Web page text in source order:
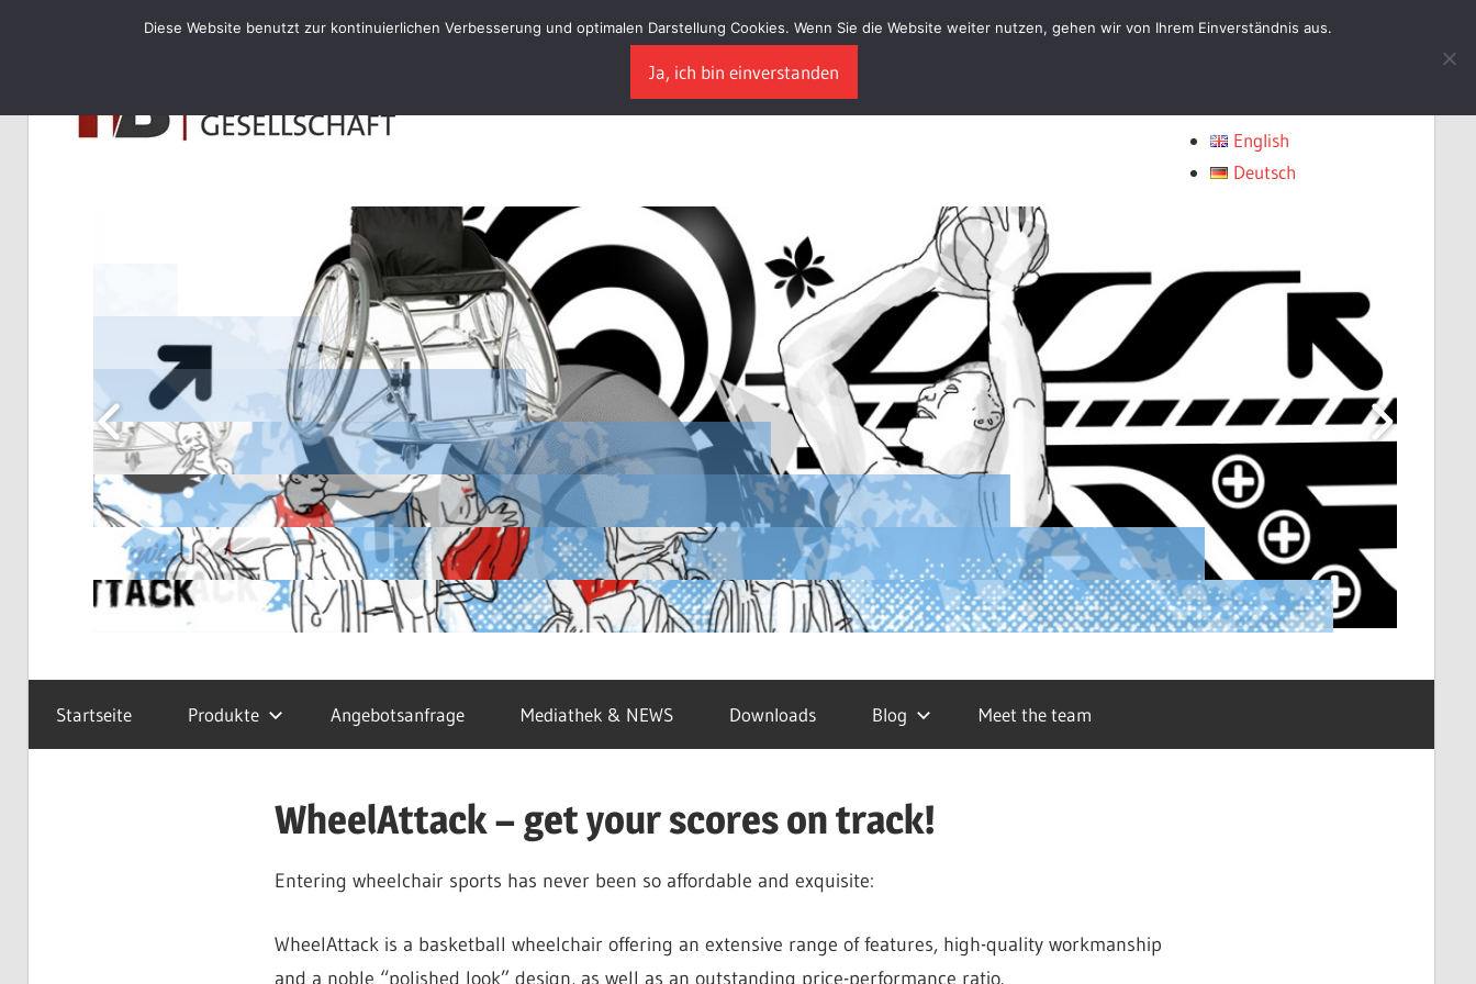
HB
–
Vertriebsgesellschaft
English
Deutsch
Startseite Produkte Angebotsanfrage Mediathek & NEWS Downloads Blog Meet the team
WheelAttack – get your scores on track!
Entering wheelchair sports has never been so affordable and exquisite:
WheelAttack is a basketball wheelchair offering an extensive range of features, high-quality workmanship
and a noble “polished look” design, as well as an outstanding price-performance ratio.
Diese Website benutzt zur kontinuierlichen Verbesserung und optimalen Darstellung Cookies. Wenn Sie die Website weiter nutzen, gehen wir von Ihrem Einverständnis aus.
Ja, ich bin einverstanden